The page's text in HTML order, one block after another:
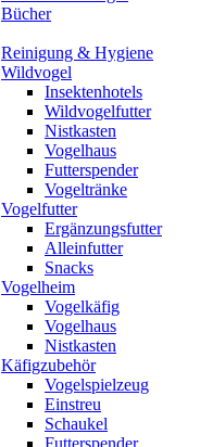
Bücher
Reinigung & Hygiene
Wildvogel
Insektenhotels
Wildvogelfutter
Nistkasten
Vogelhaus
Futterspender
Vogeltränke
Vogelfutter
Ergänzungsfutter
Alleinfutter
Snacks
Vogelheim
Vogelkäfig
Vogelhaus
Nistkasten
Käfigzubehör
Vogelspielzeug
Einstreu
Schaukel
Futterspender